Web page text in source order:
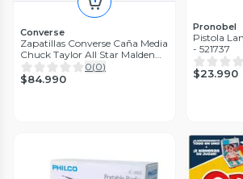
Converse
Zapatillas Converse Caña Media
Chuck Taylor All Star Malden
Street A01716C0(0)
$84.990
Pronobel
Pistola
- 521737
$23.990